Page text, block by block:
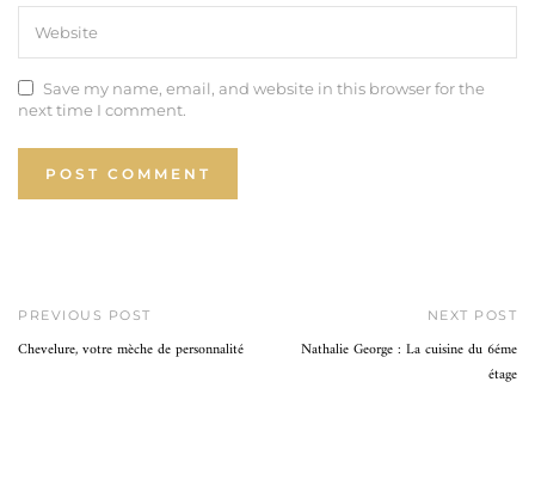
Save my name, email, and website in this browser for the
next time I comment.
PREVIOUS POST
Chevelure, votre mèche de personnalité
NEXT POST
Nathalie George : La cuisine du 6éme
étage